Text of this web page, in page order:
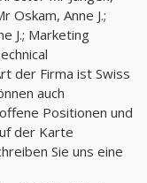
Oskam, Anne J.;
J.; Marketing
der Firma ist Swiss
auch
Positionen und
der Karte
Sie uns eine